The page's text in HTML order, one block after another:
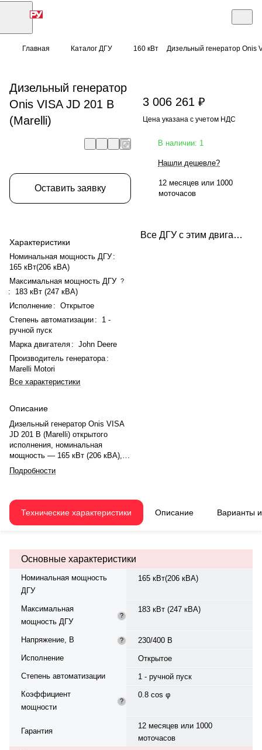
Главная Каталог ДГУ 160 кВт Дизельный генератор Onis
Дизельный генератор
Onis VISA JD 201 B
(Marelli)
Оставить заявку
Характеристики
Номинальная мощность ДГУ :
165 кВт(206 кВА)
Максимальная мощность ДГУ ?
:
183 кВт (247 кВА)
Исполнение : Открытое
Степень автоматизации :
1 -
ручной пуск
Марка двигателя : John Deere
Производитель генератора :
Marelli Motori
Все характеристики
Описание
Дизельный генератор Onis VISA
JD 201 B (Marelli) открытого
исполнения, номинальная
мощность — 165 кВт (206 кВА),
максимальная — 183 кВт (247
кВА). Двигатель John Deere
механическим регулятором
оборотов. Система охлаждения
синхронный, трёхфазный, 230/400
В, 50 Гц. Производитель
Топливо — дизель, объем бака —
520 л. Расход топлива при 75%
автономной работы при 75%
мощности — 17,3 ч. Степень
габариты: 2600×1110×1963 мм.
Страна происхождения —
или 1000 моточасов.
Подробности
3 006 261 ₽
Цена указана с учетом НДС
В наличии: 1
Нашли дешевле?
12 месяцев или 1000
моточасов
Все ДГУ с этим двигателем
Технические характеристики Описание Варианты
Основные характеристики
Номинальная мощность
ДГУ
165 кВт(206 кВА)
Максимальная
мощность ДГУ
?
183 кВт (247 кВА)
Напряжение, В ?
230/400 В
Исполнение
Открытое
Степень автоматизации
1 - ручной пуск
Коэффициент
мощности
?
0.8 cos φ
Гарантия
12 месяцев или 1000
моточасов